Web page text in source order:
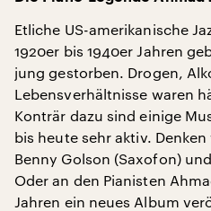
Etliche US-amerikanische
1920er bis 1940er Jahren
jung gestorben. Drogen,
Lebensverhältnisse waren
Konträr dazu sind einige
bis heute sehr aktiv.
Benny Golson (Saxofon)
Oder an den Pianisten
Jahren ein neues Album